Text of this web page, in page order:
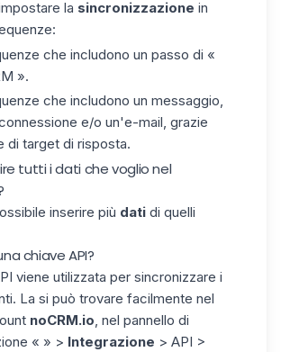
la sincronizzazione in
che includono un passo di «
».
che includono un messaggio,
e/o un'e-mail, grazie
di target di risposta.
tutti i dati che voglio nel
inserire più dati di quelli
chiave API?
viene utilizzata per sincronizzare i
La si può trovare facilmente nel
noCRM.io, nel pannello di
« » > Integrazione > API >